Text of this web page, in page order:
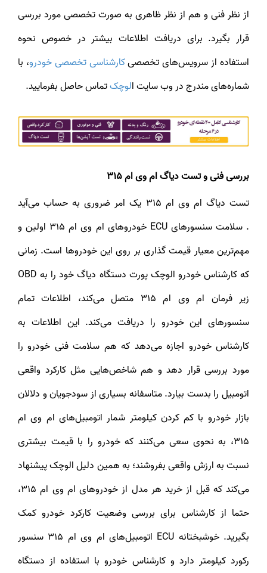
از نظر فنی و هم از نظر ظاهری به صورت تخصصی مورد بررسی
قرار بگیرد. برای دریافت اطلاعات بیشتر در خصوص نحوه
استفاده از سرویس‌های تخصصیکارشناسی تخصصی خودرو، با
شماره‌های مندرج در وب سایت الوچکتماس حاصل بفرمایید.
بررسی فنی و تست دیاگ ام وی ام 315
تست دیاگ ام وی ام 315 یک امر ضروری به حساب می‌آید
. سلامت سنسورهای ECU خودروهای ام وی ام 315 اولین و
مهم‌ترین معیار قیمت گذاری بر روی این خودروها است. زمانی
که کارشناس خودرو الوچک پورت دستگاه دیاگ خود را به OBD
زیر فرمان ام وی ام 315 متصل می‌کند، اطلاعات تمام
سنسورهای این خودرو را دریافت می‌کند. این اطلاعات به
کارشناس خودرو اجازه می‌دهد که هم سلامت فنی خودرو را
مورد بررسی قرار دهد و هم شاخص‌هایی مثل کارکرد واقعی
اتومبیل را بدست بیارد. متاسفانه بسیاری از سودجویان و دلالان
بازار خودرو با کم کردن کیلومتر شمار اتومبیل‌های ام وی ام
315، به نحوی سعی می‌کنند که خودرو را با قیمت بیشتری
نسبت به ارزش واقعی بفروشند؛ به همین دلیل الوچک پیشنهاد
حتما از کارشناس برای بررسی وضعیت کارکرد خودرو کمک
بگیرید. خوشبختانه ECU اتومبیل‌های ام وی ام 315 سنسور
رکورد کیلومتر دارد و کارشناس خودرو با استفاده از دستگاه